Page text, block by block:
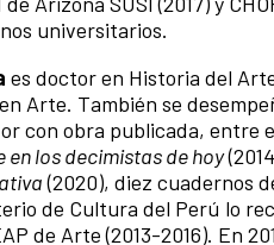
universitarios.
es doctor en Historia del
Arte. También se
con obra publicada, entre
los decimistas de hoy
(2020), diez cuadernos
de Cultura del Perú lo
de Arte (2013-2016). En